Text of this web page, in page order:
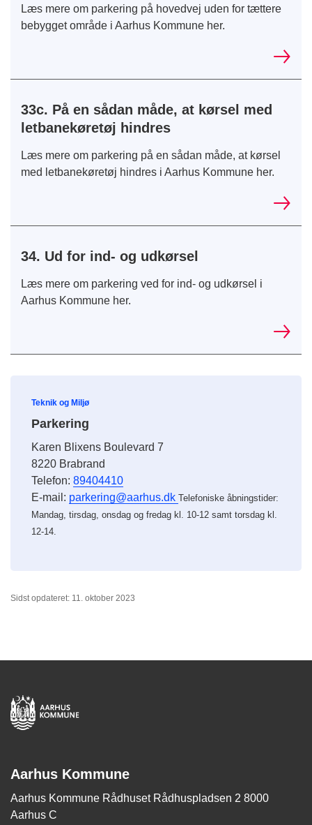
Læs mere om parkering på hovedvej uden for tættere
bebygget område i Aarhus Kommune her.
33c. På en sådan måde, at kørsel med
letbanekøretøj hindres
Læs mere om parkering på en sådan måde, at kørsel
med letbanekøretøj hindres i Aarhus Kommune her.
34. Ud for ind- og udkørsel
Læs mere om parkering ved for ind- og udkørsel i
Aarhus Kommune her.
Teknik og Miljø
Parkering
Karen Blixens Boulevard 7
8220 Brabrand
Telefon: 89404410
E-mail: parkering@aarhus.dk Telefoniske åbningstider:
Mandag, tirsdag, onsdag og fredag kl. 10-12 samt torsdag kl.
12-14.
Sidst opdateret: 11. oktober 2023
Aarhus Kommune
Aarhus Kommune Rådhuset Rådhuspladsen 2 8000
Aarhus C